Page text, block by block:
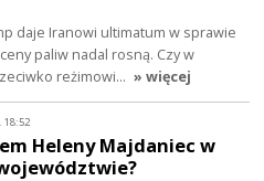
daje Iranowi ultimatum w sprawie
paliw nadal rosną. Czy w
reżimowi… » więcej
18:52
Heleny Majdaniec w